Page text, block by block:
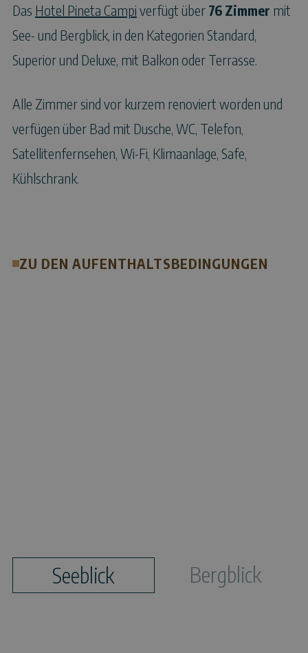
Das Hotel Pineta Campi verfügt über 76 Zimmer mit
See- und Bergblick, in den Kategorien Standard,
Superior und Deluxe, mit Balkon oder Terrasse.
Alle Zimmer sind vor kurzem renoviert worden und
verfügen über Bad mit Dusche, WC, Telefon,
Satellitenfernsehen, Wi-Fi, Klimaanlage, Safe,
Kühlschrank.
ZU DEN AUFENTHALTSBEDINGUNGEN
Seeblick Bergblick